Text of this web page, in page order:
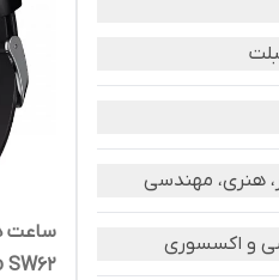
هنری، مهندسی
و اکسسوری
ساعت
SW62